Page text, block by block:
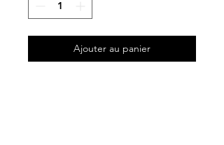
Ajouter au panier